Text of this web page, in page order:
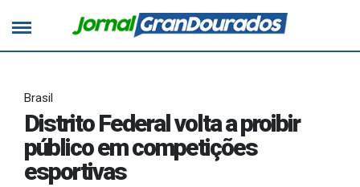
Brasil
Distrito Federal volta a proibir
público em competições
esportivas